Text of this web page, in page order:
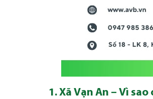
1. Xã Vạn An – Vì